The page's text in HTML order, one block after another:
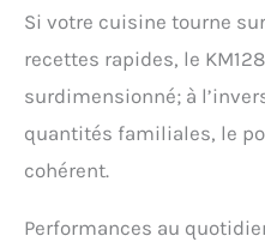
Si votre cuisine tourne
recettes rapides, le
surdimensionné; à
quantités familiales, le
cohérent.
Performances au